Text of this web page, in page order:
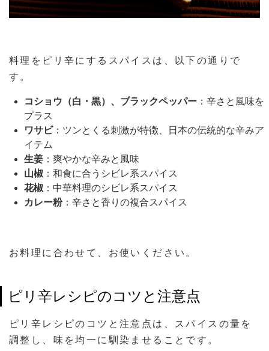
料理をピリ辛にするスパイスは、以下の通りで
す。
コショウ（白・黒）、ブラックペッパー ：辛さと風味を
プラス
ワサビ：ツンとくる刺激が特徴、日本の伝統的な辛みア
イテム
生姜 ：爽やかな辛みと風味
山椒 ：和食に合うシビレ系スパイス
花椒 ：中華料理のシビレ系スパイス
カレー粉：辛さと香りの複合スパイス
お料理に合わせて、お使いください。
ピリ辛レシピのコツと注意点
ピリ辛レシピのコツと注意点は、スパイスの量を
調整し、味を均一に馴染ませることです。